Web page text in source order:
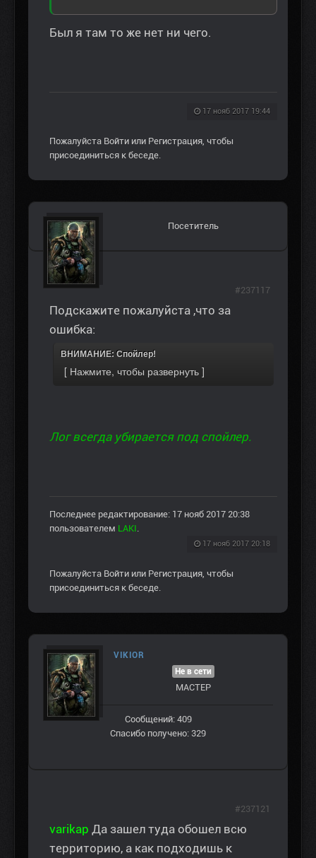
Был я там то же нет ни чего.
17 нояб 2017 19:44
Пожалуйста Войти или Регистрация , чтобы
присоединиться к беседе.
Посетитель
Подскажите пожалуйста ,что за
ошибка:
ВНИМАНИЕ: Спойлер!
Лог всегда убирается под спойлер.
Последнее редактирование: 17 нояб 2017 20:38
пользователем LAKI
17 нояб 2017 20:18
#237117
Пожалуйста Войти или Регистрация , чтобы
присоединиться к беседе.
VIKIOR
Не в сети
МАСТЕР
Сообщений: 409
Спасибо получено: 329
varikap Да зашел туда обошел всю
территорию, а как подходишь к
#237121